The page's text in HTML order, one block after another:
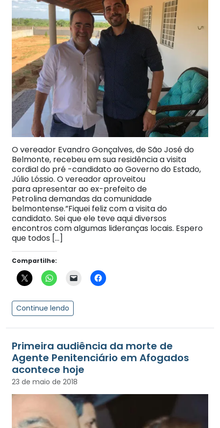
O vereador Evandro Gonçalves, de São José do
Belmonte, recebeu em sua residência a visita
cordial do pré -candidato ao Governo do Estado,
Júlio Lóssio. O vereador aproveitou
para apresentar ao ex-prefeito de
Petrolina demandas da comunidade
belmontense.”Fiquei feliz com a visita do
candidato. Sei que ele teve aqui diversos
encontros com algumas lideranças locais. Espero
que todos […]
Compartilhe:
Continue lendo
Primeira audiência da morte de
Agente Penitenciário em Afogados
acontece hoje
23 de maio de 2018